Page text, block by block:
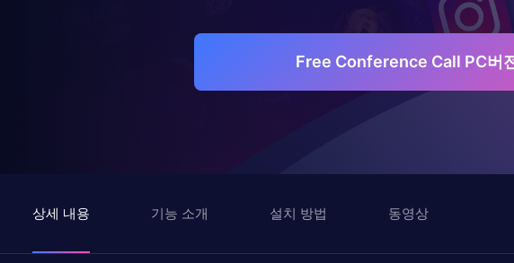
Free Conference Call PC버
상세 내용 기능 소개 설치 방법 동영상